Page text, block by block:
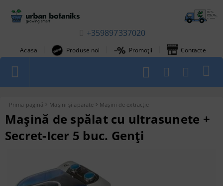
+359897337020
Acasa Produse noi Promoții Contacte
1
Prima pagină Mașini și aparate Mașini de extracție
Mașină de spălat cu ultrasunete +
Secret-Icer 5 buc. Genți